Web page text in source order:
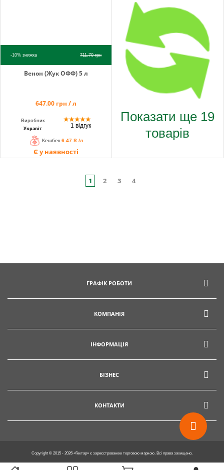
-10%знижка 711.70грн
Венон (Жук ОФФ) 5 л
647.00 грн / л
Виробник
Укравіт
★★★★★
1 відгук
Кешбек 6.47 ₴ /л
Є у наявності
Показати ще 19
товарів
1 2 3 4
ГРАФІК РОБОТИ
КОМПАНІЯ
ІНФОРМАЦІЯ
БІЗНЕС
КОНТАКТИ
Copyright © 2015 - 2026 «Гектар» є зареєстрованою торговою маркою. Всі права захищено.